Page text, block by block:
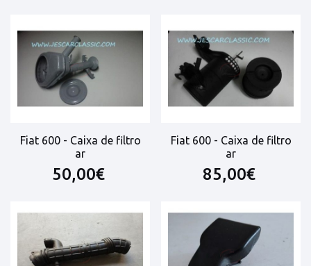
Fiat 600 - Caixa de filtro
ar
50,00€
Fiat 600 - Caixa de filtro
ar
85,00€